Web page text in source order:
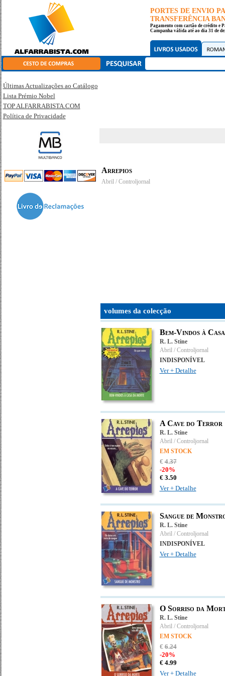
PORTES DE ENVIO
TRANSFERÊNCIA
Pagamento com cartão de crédito e
Campanha válida até ao dia 31 de
Últimas Actualizações ao Catálogo
Lista Prémio Nobel
TOP ALFARRABISTA.COM
Política de Privacidade
Arrepios
Abril / Controljornal
volumes da colecção
Bem-Vindos à
R. L. Stine
Abril / Controljornal
INDISPONÍVEL
Ver + Detalhe
A Cave do Terror
R. L. Stine
Abril / Controljornal
EM STOCK
€4.37
-20%
€ 3.50
Ver + Detalhe
Sangue de
R. L. Stine
Abril / Controljornal
INDISPONÍVEL
Ver + Detalhe
O Sorriso da
R. L. Stine
Abril / Controljornal
EM STOCK
€6.24
-20%
€ 4.99
Ver + Detalhe